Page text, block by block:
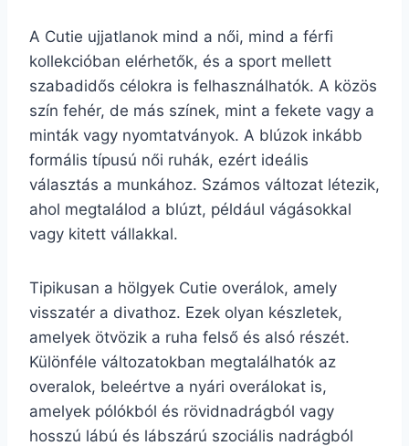
A Cutie ujjatlanok mind a női, mind a férfi
kollekcióban elérhetők, és a sport mellett
szabadidős célokra is felhasználhatók. A közös
szín fehér, de más színek, mint a fekete vagy a
minták vagy nyomtatványok. A blúzok inkább
formális típusú női ruhák, ezért ideális
választás a munkához. Számos változat létezik,
ahol megtalálod a blúzt, például vágásokkal
vagy kitett vállakkal.
Tipikusan a hölgyek Cutie overálok, amely
visszatér a divathoz. Ezek olyan készletek,
amelyek ötvözik a ruha felső és alsó részét.
Különféle változatokban megtalálhatók az
overalok, beleértve a nyári overálokat is,
amelyek pólókból és rövidnadrágból vagy
hosszú lábú és lábszárú szociális nadrágból